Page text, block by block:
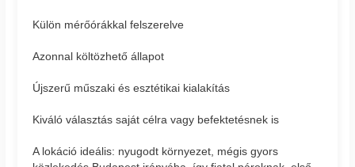
Külön mérőórákkal felszerelve
Azonnal költözhető állapot
Újszerű műszaki és esztétikai kialakítás
Kiváló választás saját célra vagy befektetésnek is
A lokáció ideális: nyugodt környezet, mégis gyors